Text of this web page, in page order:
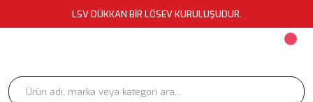
LSV DÜKKAN BİR LÖSEV KURULUŞUDUR.